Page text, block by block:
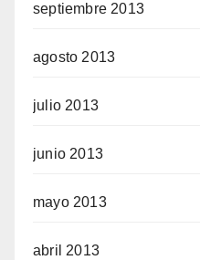
septiembre 2013
agosto 2013
julio 2013
junio 2013
mayo 2013
abril 2013